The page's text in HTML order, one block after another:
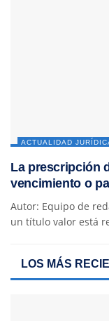
ACTUALIDAD
La prescripción
vencimiento o
Autor: Equipo de
un título valor está
LOS MÁS